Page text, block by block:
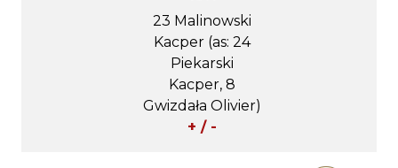
23 Malinowski
Kacper (as: 24
Piekarski
Kacper, 8
Gwizdała Olivier)
+ / -